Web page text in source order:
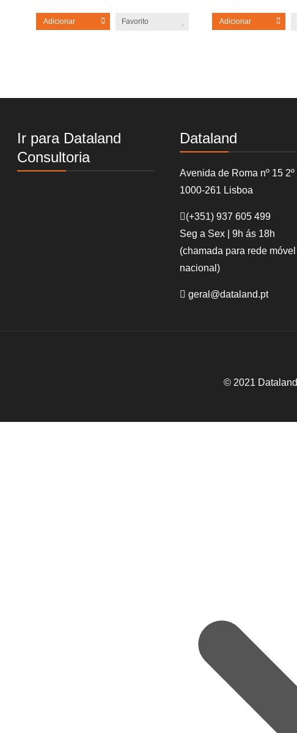
Adicionar Favorito Adicionar
Ir para Dataland
Consultoria
Dataland
Avenida de Roma nº 15 2º
1000-261 Lisboa
(+351) 937 605 499
Seg a Sex | 9h ás 18h
(chamada para rede móvel
nacional)
geral@dataland.pt
© 2021